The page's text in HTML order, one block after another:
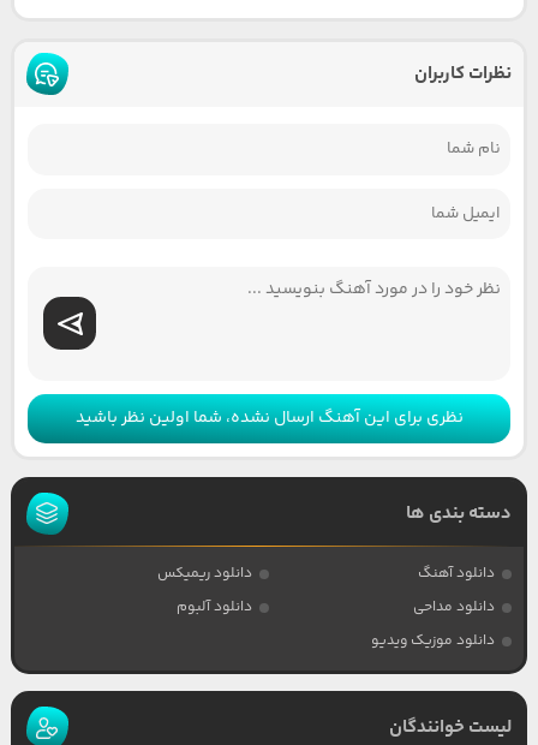
نظرات کاربران
نظری برای این آهنگ ارسال نشده، شما اولین نظر باشید
دسته بندی ها
دانلود آهنگ
دانلود ریمیکس
دانلود مداحی
دانلود آلبوم
دانلود موزیک ویدیو
لیست خوانندگان